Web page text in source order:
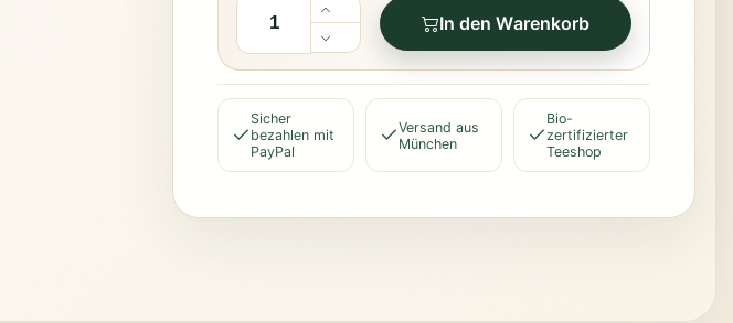
In den Warenkorb
Sicher
bezahlen mit
PayPal
Versand aus
München
Bio-
zertifizierter
Teeshop